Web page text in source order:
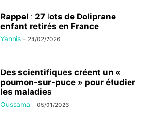
Rappel : 27 lots de Doliprane
enfant retirés en France
Yannis - 24/02/2026
Des scientifiques créent un «
poumon-sur-puce » pour étudier
les maladies
Oussama - 05/01/2026